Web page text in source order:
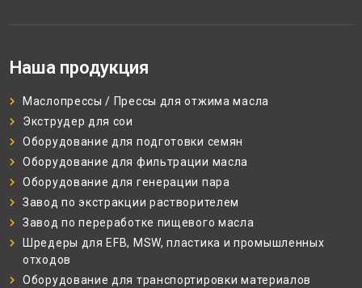
Наша продукция
Маслопрессы / Прессы для отжима масла
Экструдер для сои
Оборудование для подготовки семян
Оборудование для фильтрации масла
Оборудование для генерации пара
Завод по экстракции растворителем
Завод по переработке пищевого масла
Шредеры для EFB, MSW, пластика и промышленных
отходов
Оборудование для транспортировки материалов